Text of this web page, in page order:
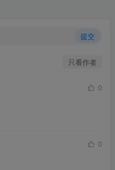
提交
只看作者
0
0